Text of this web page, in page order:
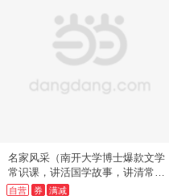
名家风采（南开大学博士爆款文学
常识课，讲活国学故事，讲清常识
渊源，讲透高频考点！）
自营 券 满减